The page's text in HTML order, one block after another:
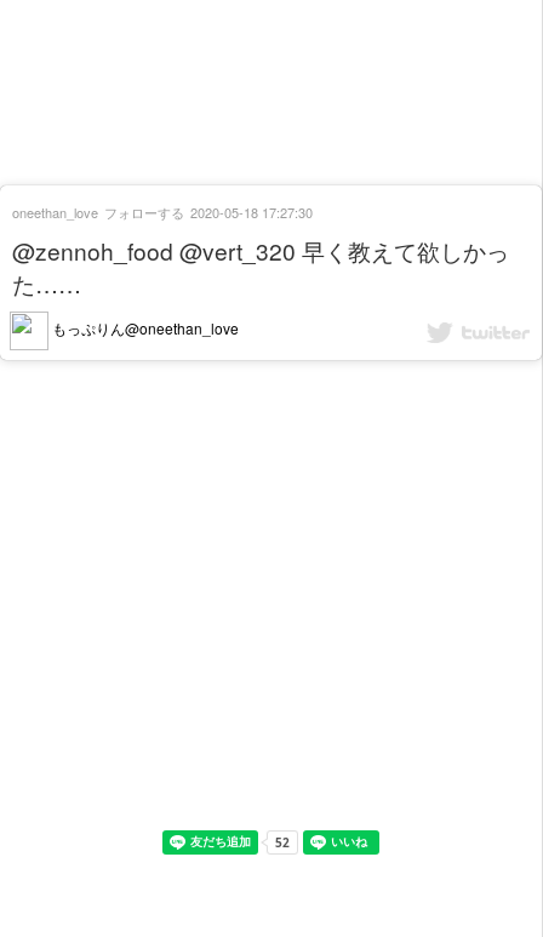
@zennoh_food @vert_320 早く教えて欲しかっ
た……
もっぷりん@oneethan_love
oneethan_love フォローする 2020-05-18 17:27:30